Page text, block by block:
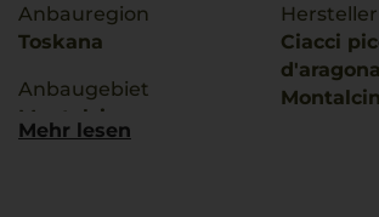
Anbauregion
Toskana
Anbaugebiet
Montalcino
Ciacci
Mehr lesen